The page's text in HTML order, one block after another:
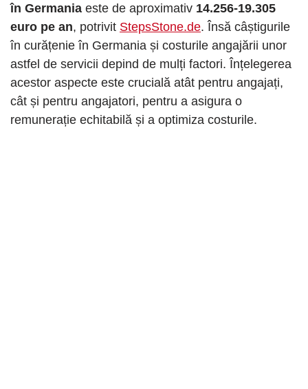
în Germania este de aproximativ 14.256-19.305
euro pe an, potrivit StepsStone.de. Însă câștigurile
în curățenie în Germania și costurile angajării unor
astfel de servicii depind de mulți factori. Înțelegerea
acestor aspecte este crucială atât pentru angajați,
cât și pentru angajatori, pentru a asigura o
remunerație echitabilă și a optimiza costurile.